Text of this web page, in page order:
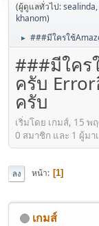
(ผู้ดูแลทั่วไป:sealinda,
khanom)
► ###มีใครใช้
###มีใคร
ครับ
ครับ
เริ่มโดย เกมส์, 15 พ
0 สมาชิก และ 1 ผู้ม
ลง หน้า 1
เกมส์